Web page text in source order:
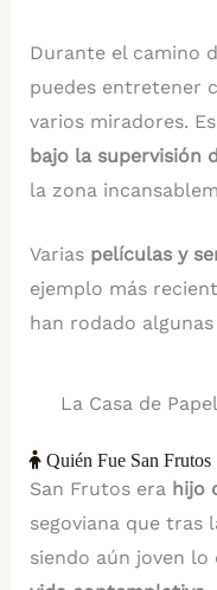
Durante el camino
puedes entretener
varios miradores.
bajo la supervisión
la zona
Varias películas y
ejemplo más
han rodado
La Casa de
Quién Fue San Frutos
San Frutos era hijo
segoviana que tras
siendo aún joven